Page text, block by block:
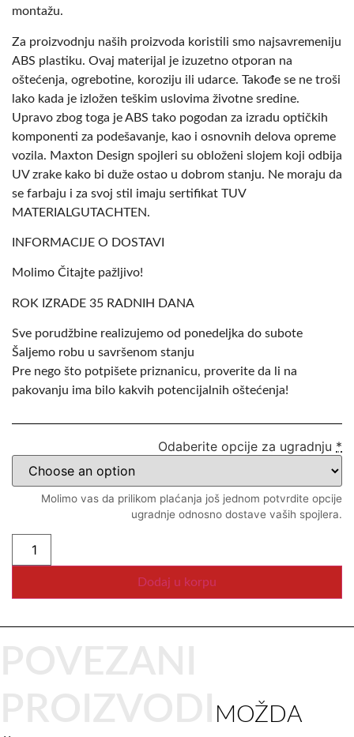
montažu.
Za proizvodnju naših proizvoda koristili smo najsavremeniju
ABS plastiku. Ovaj materijal je izuzetno otporan na
oštećenja, ogrebotine, koroziju ili udarce. Takođe se ne troši
lako kada je izložen teškim uslovima životne sredine.
Upravo zbog toga je ABS tako pogodan za izradu optičkih
komponenti za podešavanje, kao i osnovnih delova opreme
vozila. Maxton Design spojleri su obloženi slojem koji odbija
UV zrake kako bi duže ostao u dobrom stanju. Ne moraju da
se farbaju i za svoj stil imaju sertifikat TUV
MATERIALGUTACHTEN.
INFORMACIJE O DOSTAVI
Molimo Čitajte pažljivo!
ROK IZRADE 35 RADNIH DANA
Sve porudžbine realizujemo od ponedeljka do subote
Šaljemo robu u savršenom stanju
Pre nego što potpišete priznanicu, proverite da li na
pakovanju ima bilo kakvih potencijalnih oštećenja!
Odaberite opcije za ugradnju *
Molimo vas da prilikom plaćanja još jednom potvrdite opcije
ugradnje odnosno dostave vaših spojlera.
Dodaj u korpu
MOŽDA